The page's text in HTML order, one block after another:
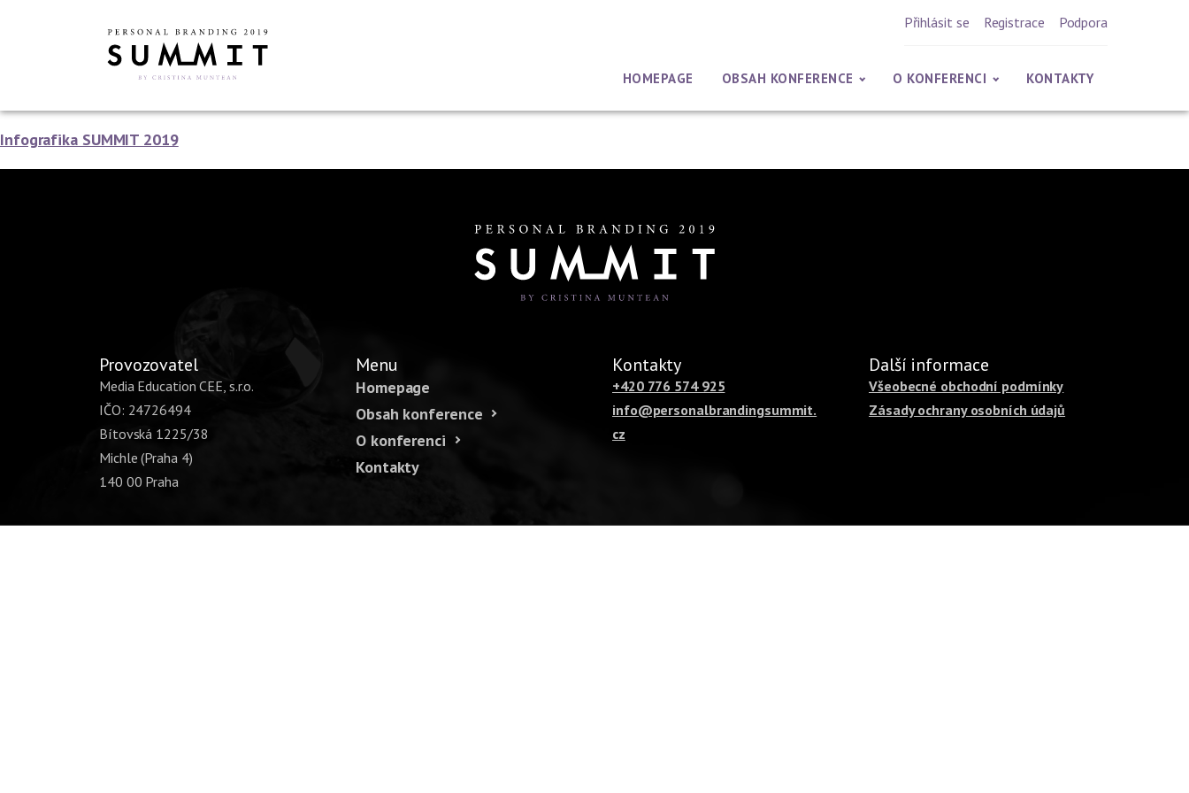
Přihlásit se Registrace Podpora
HOMEPAGE OBSAH KONFERENCE O KONFERENCI KONTAKTY
Infografika SUMMIT 2019
Provozovatel
Media Education CEE, s.r.o.
IČO: 24726494
Bítovská 1225/38
Michle (Praha 4)
140 00 Praha
Menu
Homepage
Obsah konference
O konferenci
Kontakty
Kontakty
+420 776 574 925
info@personalbrandingsummit.
cz
Další informace
Všeobecné obchodní podmínky
Zásady ochrany osobních údajů